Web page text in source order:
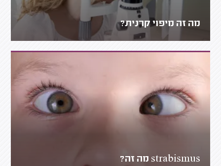
מה זה מיפוי קרנית?
strabismus מה זה?